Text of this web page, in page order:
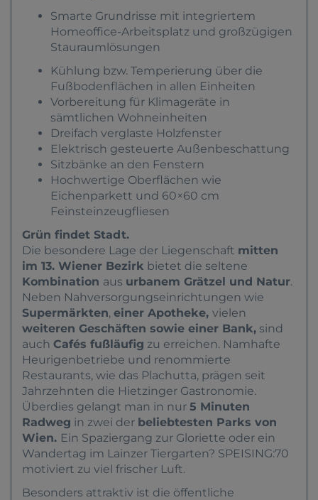
Smarte Grundrisse mit integriertem
Homeoffice-Arbeitsplatz und großzügigen
Stauraumlösungen
Kühlung bzw. Temperierung über die
Fußbodenflächen in allen Einheiten
Vorbereitung für Klimageräte in
sämtlichen Wohneinheiten
Dreifach verglaste Holzfenster
Elektrisch gesteuerte Außenbeschattung
Sitzbänke an den Fenstern
Hochwertige Oberflächen wie
Eichenparkett und 60×60 cm
Feinsteinzeugfliesen
Grün findet Stadt.
Die besondere Lage der Liegenschaft mitten
im 13. Wiener Bezirk bietet die seltene
Kombination aus urbanem Grätzel und Natur.
Neben Nahversorgungseinrichtungen wie
Supermärkten, einer Apotheke, vielen
weiteren Geschäften sowie einer Bank, sind
auch Cafés fußläufig zu erreichen. Namhafte
Heurigenbetriebe und renommierte
Restaurants, wie das Plachutta, prägen seit
Jahrzehnten die Hietzinger Gastronomie.
Überdies gelangt man in nur 5 Minuten
Radweg in zwei der beliebtesten Parks von
Wien. Ein Spaziergang zur Gloriette oder ein
Wandertag im Lainzer Tiergarten? SPEISING:70
motiviert zu viel frischer Luft.
Besonders attraktiv ist die öffentliche